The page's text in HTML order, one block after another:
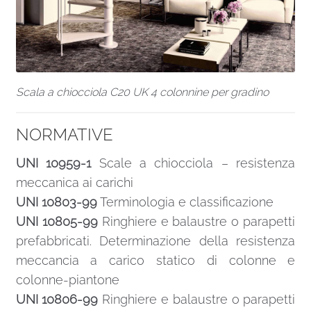
Scala a chiocciola C20 UK 4 colonnine per gradino
NORMATIVE
UNI 10959-1Scale a chiocciola – resistenza
meccanica ai carichi
UNI 10803-99Terminologia e classificazione
UNI 10805-99Ringhiere e balaustre o parapetti
prefabbricati. Determinazione della resistenza
meccancia a carico statico di colonne e
colonne-piantone
UNI 10806-99 Ringhiere e balaustre o parapetti